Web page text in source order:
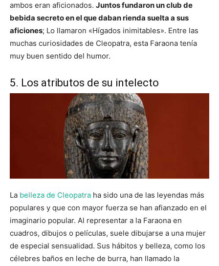
ambos eran aficionados. Juntos fundaron un club de
bebida secreto en el que daban rienda suelta a sus
aficiones; Lo llamaron «Hígados inimitables». Entre las
muchas curiosidades de Cleopatra, esta Faraona tenía
muy buen sentido del humor.
5. Los atributos de su intelecto
La belleza de Cleopatra ha sido una de las leyendas más
populares y que con mayor fuerza se han afianzado en el
imaginario popular. Al representar a la Faraona en
cuadros, dibujos o películas, suele dibujarse a una mujer
de especial sensualidad. Sus hábitos y belleza, como los
célebres baños en leche de burra, han llamado la